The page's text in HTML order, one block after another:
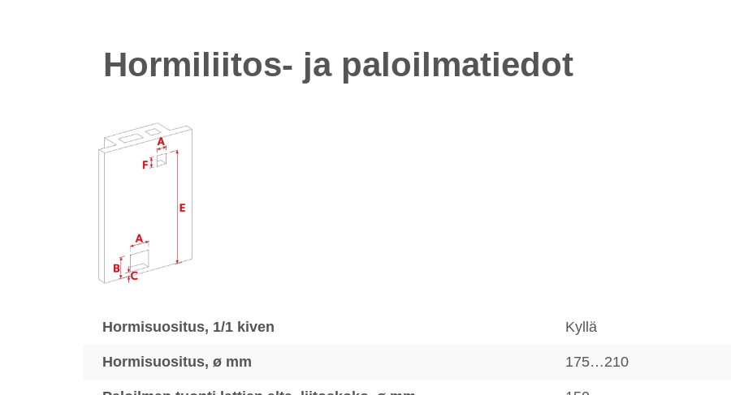
Hormiliitos- ja paloilmatiedot
Hormisuositus, 1/1 kiven Kyllä
Hormisuositus, ø mm 175…210